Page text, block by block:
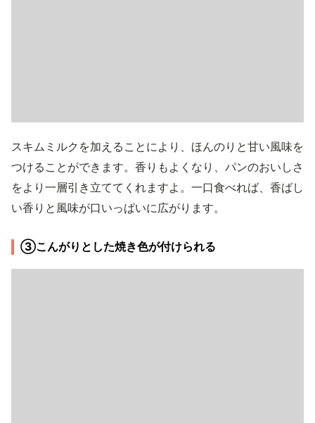
スキムミルクを加えることにより、ほんのりと甘い風味を
つけることができます。香りもよくなり、パンのおいしさ
をより一層引き立ててくれますよ。一口食べれば、香ばし
い香りと風味が口いっぱいに広がります。
③こんがりとした焼き色が付けられる